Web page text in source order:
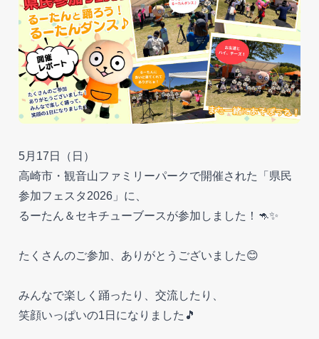
5月17日（日）
高崎市・観音山ファミリーパークで開催された「県民
参加フェスタ2026」に、
るーたん＆セキチューブースが参加しました！🦘✨
たくさんのご参加、ありがとうございました😊
みんなで楽しく踊ったり、交流したり、
笑顔いっぱいの1日になりました🎵